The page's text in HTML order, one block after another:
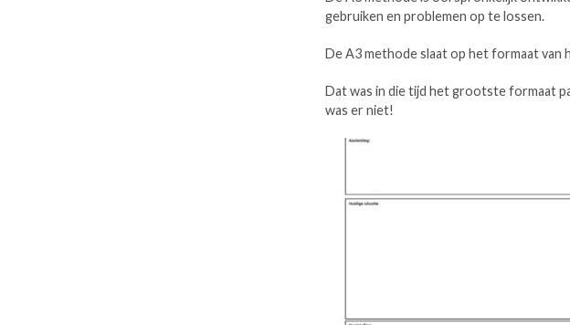
gebruiken en problemen op te lossen.
De A3 methode slaat op het formaat van
Dat was in die tijd het grootste formaat
was er niet!